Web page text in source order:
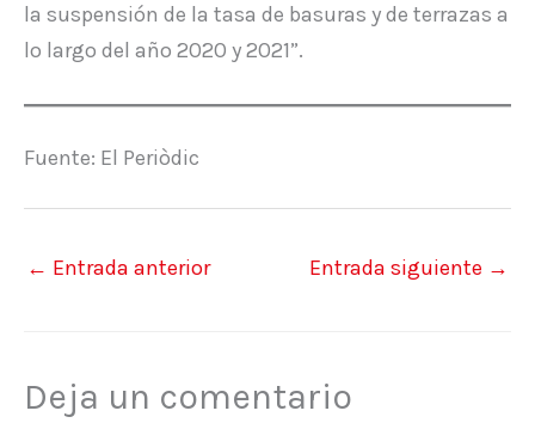
la suspensión de la tasa de basuras y de terrazas a
lo largo del año 2020 y 2021”.
Fuente: El Periòdic
← Entrada anterior Entrada siguiente →
Deja un comentario